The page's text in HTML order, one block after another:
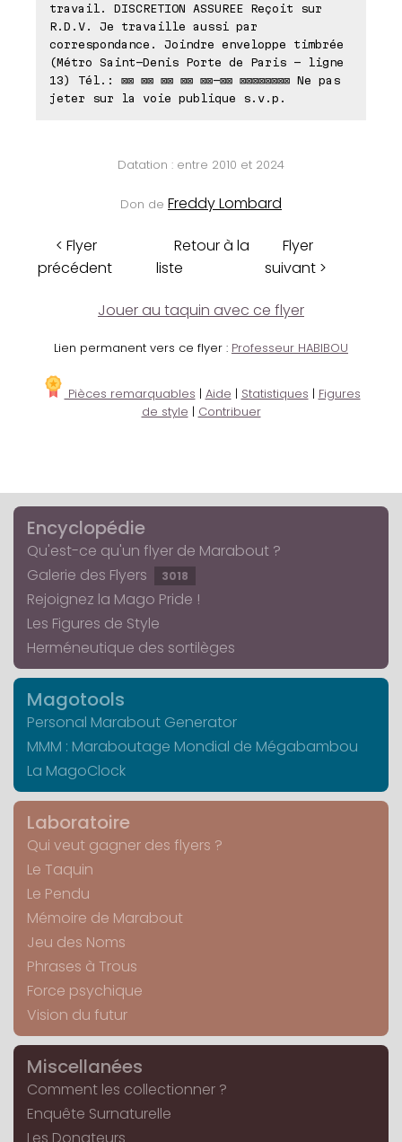
travail. DISCRETION ASSUREE Reçoit sur
R.D.V. Je travaille aussi par
correspondance. Joindre enveloppe timbrée
(Métro Saint-Denis Porte de Paris - ligne
13) Tél.: ⊠⊠ ⊠⊠ ⊠⊠ ⊠⊠ ⊠⊠-⊠⊠ ⊠⊠⊠⊠⊠⊠⊠⊠ Ne pas
jeter sur la voie publique s.v.p.
Datation : entre 2010 et 2024
Don de Freddy Lombard
< Flyer
précédent
Retour à la
liste
Flyer
suivant >
Jouer au taquin avec ce flyer
Lien permanent vers ce flyer : Professeur HABIBOU
Pièces remarquables | Aide | Statistiques | Figures
de style | Contribuer
Encyclopédie
Qu'est-ce qu'un flyer de Marabout ?
Galerie des Flyers
3018
Rejoignez la Mago Pride !
Les Figures de Style
Herméneutique des sortilèges
Magotools
Personal Marabout Generator
MMM : Maraboutage Mondial de Mégabambou
La MagoClock
Laboratoire
Qui veut gagner des flyers ?
Le Taquin
Le Pendu
Mémoire de Marabout
Jeu des Noms
Phrases à Trous
Force psychique
Vision du futur
Miscellanées
Comment les collectionner ?
Enquête Surnaturelle
Les Donateurs